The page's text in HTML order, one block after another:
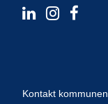
Kontakt kommunen